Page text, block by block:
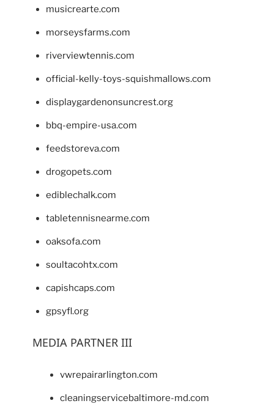
musicrearte.com
morseysfarms.com
riverviewtennis.com
official-kelly-toys-squishmallows.com
displaygardenonsuncrest.org
bbq-empire-usa.com
feedstoreva.com
drogopets.com
ediblechalk.com
tabletennisnearme.com
oaksofa.com
soultacohtx.com
capishcaps.com
gpsyfl.org
MEDIA PARTNER III
vwrepairarlington.com
cleaningservicebaltimore-md.com